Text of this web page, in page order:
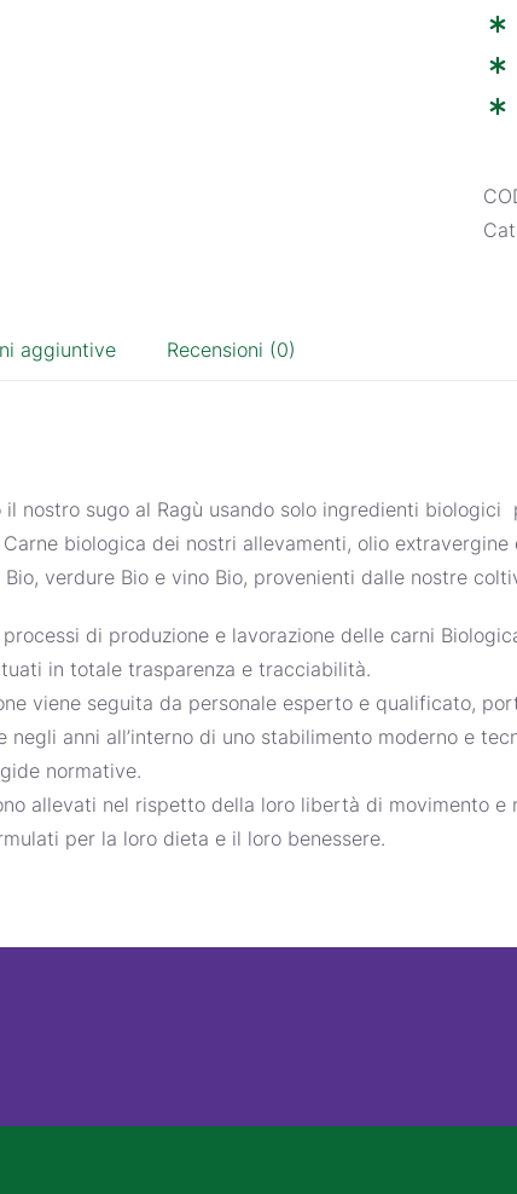
aggiuntive Recensioni (0)
il nostro sugo al Ragù usando solo ingredienti biologici
biologica dei nostri allevamenti, olio extravergine
verdure Bio e vino Bio, provenienti dalle nostre
di produzione e lavorazione delle carni
in totale trasparenza e tracciabilità.
viene seguita da personale esperto e qualificato,
negli anni all’interno di uno stabilimento moderno e
normative.
allevati nel rispetto della loro libertà di movimento e
per la loro dieta e il loro benessere.